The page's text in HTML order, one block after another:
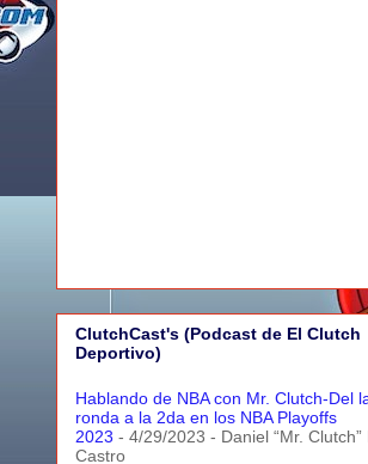
ClutchCast's (Podcast de El Clutch
Deportivo)
Hablando de NBA con Mr. Clutch-Del
ronda a la 2da en los NBA Playoffs
2023 - 4/29/2023 - Daniel “Mr.
Castro